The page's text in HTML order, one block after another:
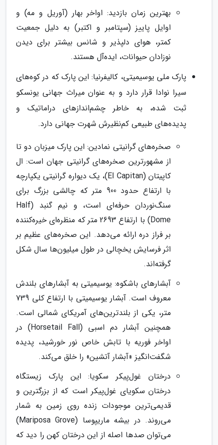
بهترین زمان بازدید: اواخر بهار (آوریل و مه) و
اوایل پاییز (سپتامبر و اکتبر) به دلیل جمعیت
کمتر، هوای دلپذیر و شانس بیشتر برای دیدن
نوزادان حیوانات، ایده‌آل هستند.
پارک ملی یوسیمیتی، کالیفرنیا: این پارک که در کوه‌های
سیرا نوادا قرار دارد و به عنوان میراث جهانی یونسکو
ثبت شده، به خاطر چشم‌اندازهای دراماتیک و
پدیده‌های طبیعی کم‌نظیرش شهرت جهانی دارد.
صخره‌های گرانیتی نمادین: این پارک میزبان دو تا
از مشهورترین صخره‌های گرانیتی جهان است: ال
کاپیتان (El Capitan)، یک دیواره گرانیتی یکپارچه
با ارتفاع حدود 900 متر که چالشی بزرگ برای
سنگ‌نوردان حرفه‌ای است، و نیم گنبد (Half
Dome) با ارتفاع 2693 متر که منظره‌ای خیره‌کننده
بر فراز دره ارائه می‌دهد. این صخره‌های عظیم بر
اثر فرسایش یخچالی در طول میلیون‌ها سال شکل
گرفته‌اند.
آبشارهای باشکوه: یوسیمیتی به آبشارهای بلندش
معروف است. آبشار یوسیمیتی با ارتفاع کلی 739
متر، یکی از بلندترین‌های آمریکای شمالی است.
همچنین آبشار دم اسبی (Horsetail Fall) در
اواخر فوریه با تابش خاص نور خورشید، پدیده
شگفت‌انگیز «آبشار آتشین» را خلق می‌کند.
درختان غول‌پیکر سکویا: این پارک زیستگاه
درختان سکویای غول‌پیکر است که از بزرگترین و
قدیمی‌ترین موجودات زنده روی زمین به شمار
می‌روند. در بیشه ماریپوسا (Mariposa Grove)
می‌توان صدها اصله از این درختان کهن را دید که